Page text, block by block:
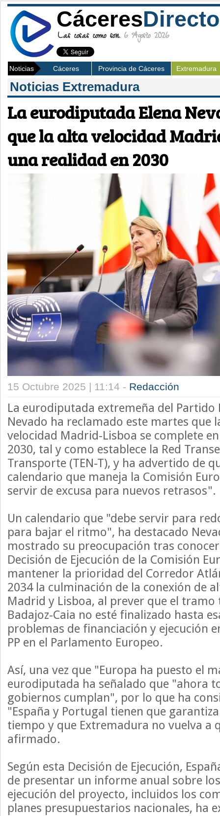
CáceresDirecto
Las cosas como son. 6 Agosto 2026
Noticias Cáceres Provincia de Cáceres Extremadura
Noticias Extremadura
La eurodiputada Elena
que la alta velocidad
una realidad en 2030
15 Octubre 2025 | 11:14 - Redacción
La eurodiputada extremeña del Partido
Nevado ha reclamado este martes que
velocidad Madrid-Lisboa se complete
2030, tal y como establece la Red
Transporte (TEN-T), y ha advertido de
calendario que maneja la Comisión
servir de excusa para nuevos retrasos".
Un calendario que "debe servir para
para bajar el ritmo", ha destacado
mostrado su preocupación tras
Decisión de Ejecución de la Comisión
mantener la prioridad del Corredor
2034 la culminación de la conexión de
Madrid y Lisboa, al prever que el
Badajoz-Caia no esté finalizado hasta
problemas de financiación y ejecución
PP en el Parlamento Europeo.
Así, una vez que "Europa ha puesto el
eurodiputada ha señalado que "ahora
gobiernos cumplan", por lo que ha
"España y Portugal tienen que
tiempo y que Extremadura no vuelva a
afirmado.
Según esta Decisión de Ejecución,
de presentar un informe anual sobre
ejecución del proyecto, incluidos los
planes presupuestarios nacionales, ha